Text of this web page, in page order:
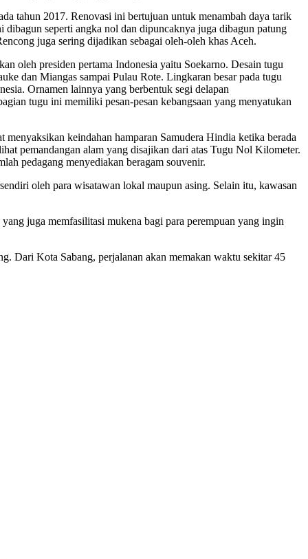
tahun 2017. Renovasi ini bertujuan untuk menambah daya tarik
seperti angka nol dan dipuncaknya juga dibagun patung
juga sering dijadikan sebagai oleh-oleh khas Aceh.
oleh presiden pertama Indonesia yaitu Soekarno. Desain tugu
dan Miangas sampai Pulau Rote. Lingkaran besar pada tugu
Ornamen lainnya yang berbentuk segi delapan
tugu ini memiliki pesan-pesan kebangsaan yang menyatukan
keindahan hamparan Samudera Hindia ketika berada
pemandangan alam yang disajikan dari atas Tugu Nol Kilometer.
pedagang menyediakan beragam souvenir.
oleh para wisatawan lokal maupun asing. Selain itu, kawasan
juga memfasilitasi mukena bagi para perempuan yang ingin
Dari Kota Sabang, perjalanan akan memakan waktu sekitar 45